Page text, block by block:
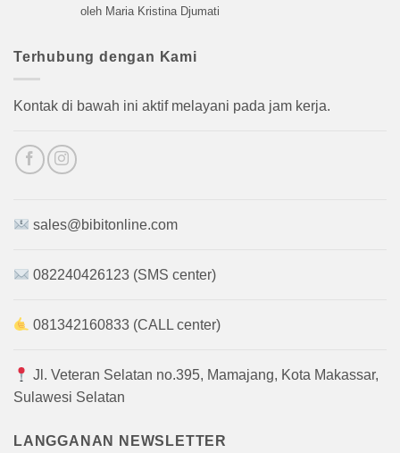
Dinilai5
oleh Maria Kristina Djumati
Terhubung dengan Kami
Kontak di bawah ini aktif melayani pada jam kerja.
sales@bibitonline.com
082240426123 (SMS center)
081342160833 (CALL center)
Jl. Veteran Selatan no.395, Mamajang, Kota Makassar,
Sulawesi Selatan
LANGGANAN NEWSLETTER